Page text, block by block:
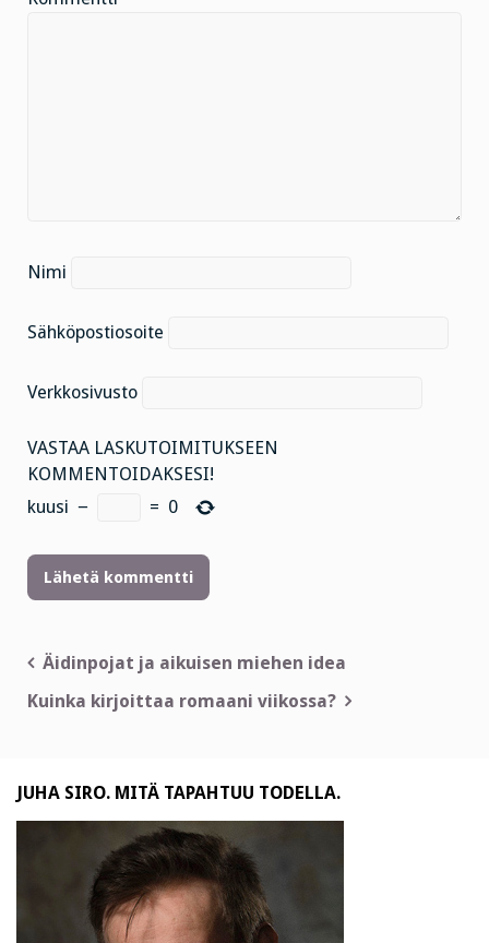
Nimi
Sähköpostiosoite
Verkkosivusto
VASTAA LASKUTOIMITUKSEEN
KOMMENTOIDAKSESI!
kuusi − = 0
Artikkelien
selaus
Äidinpojat ja aikuisen miehen idea
Kuinka kirjoittaa romaani viikossa?
JUHA SIRO. MITÄ TAPAHTUU TODELLA.